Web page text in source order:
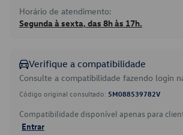
Horário de atendimento:
Segunda à sexta, das 8h às 17h.
Verifique a compatibilidade
Consulte a compatibilidade fazendo login
Código original consultado: 5M088539782V
Compatibilidade disponível apenas para
Entrar